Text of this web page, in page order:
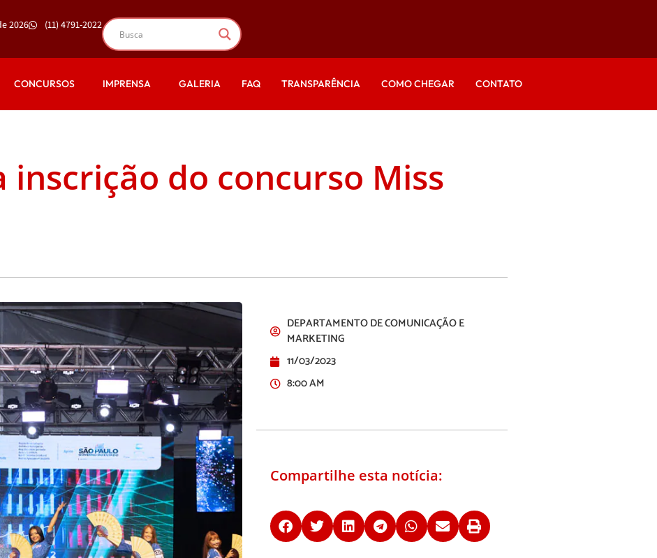
2026 (11) 4791-2022
CONCURSOS IMPRENSA GALERIA FAQ TRANSPARÊNCIA COMO CHEGAR CONTATO
do concurso Miss
DEPARTAMENTO DE COMUNICAÇÃO E
MARKETING
11/03/2023
8:00 AM
Compartilhe esta notícia: